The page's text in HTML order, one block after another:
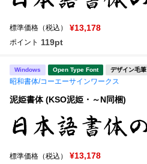
標準価格（税込） ¥13,178
ポイント 119pt
Windows Open Type Font デザイン毛筆
昭和書体/コーエーサインワークス
泥姫書体 (KSO泥姫・～N同梱)
標準価格（税込） ¥13,178